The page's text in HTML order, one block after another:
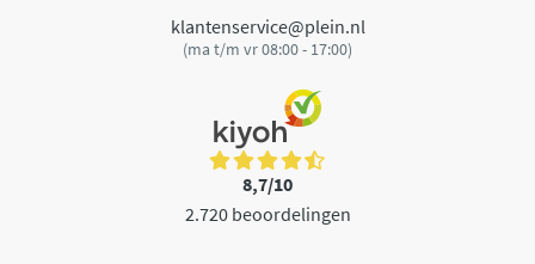
klantenservice@plein.nl
(ma t/m vr 08:00 - 17:00)
8,7/10
2.720 beoordelingen